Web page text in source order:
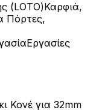
(LOTO)Καρφιά,
Πόρτες,
Εργασίες
Κονέ για 32mm